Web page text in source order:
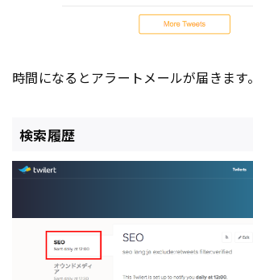
時間になるとアラートメールが届きます。
検索履歴